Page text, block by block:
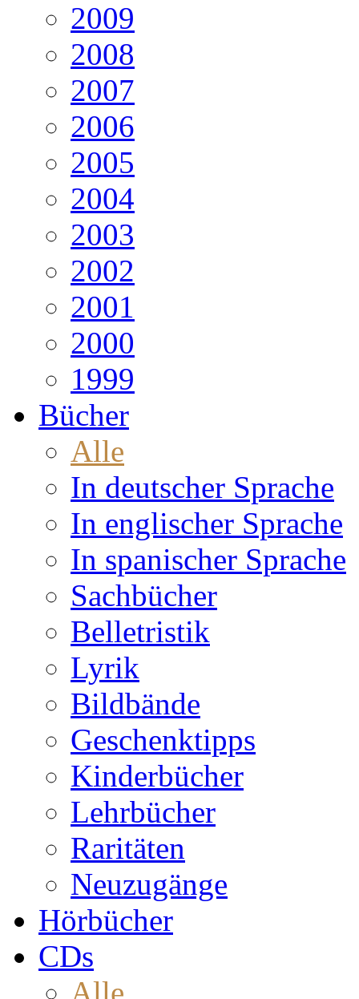
2009
2008
2007
2006
2005
2004
2003
2002
2001
2000
1999
Bücher
Alle
In deutscher Sprache
In englischer Sprache
In spanischer Sprache
Sachbücher
Belletristik
Lyrik
Bildbände
Geschenktipps
Kinderbücher
Lehrbücher
Raritäten
Neuzugänge
Hörbücher
CDs